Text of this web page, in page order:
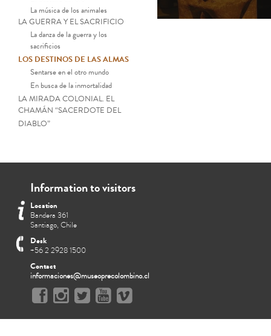
La música de los animales
LA GUERRA Y EL SACRIFICIO
La danza de la guerra y los
sacrificios
LOS DESTINOS DE LAS ALMAS
Sentarse en el otro mundo
En busca de la inmortalidad
LA MIRADA COLONIAL. EL
CHAMÁN “SACERDOTE DEL
DIABLO”
Information to visitors
Location
Bandera 361
Santiago, Chile
Desk
+56 2 2928 1500
Contact
informaciones@museoprecolombino.cl